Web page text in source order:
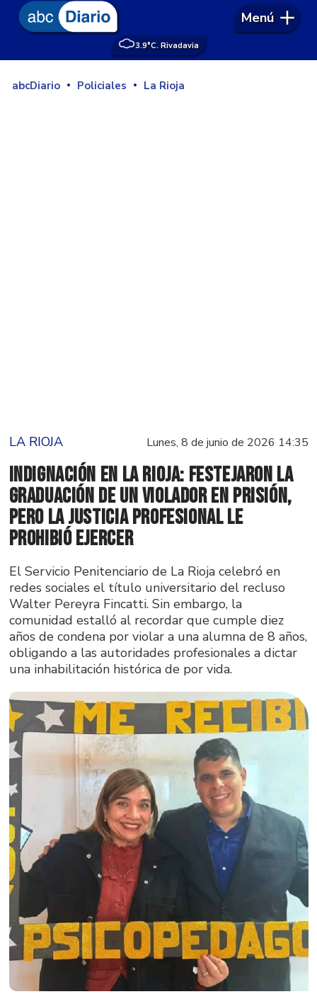
3.9°C. Rivadavia
Menú
abcDiario Policiales La Rioja
LA RIOJA Lunes, 8 de junio de 2026 14:35
Indignación en La Rioja: Festejaron la
graduación de un violador en prisión,
pero la Justicia profesional le
prohibió ejercer
El Servicio Penitenciario de La Rioja celebró en
redes sociales el título universitario del recluso
Walter Pereyra Fincatti. Sin embargo, la
comunidad estalló al recordar que cumple diez
años de condena por violar a una alumna de 8 años,
obligando a las autoridades profesionales a dictar
una inhabilitación histórica de por vida.